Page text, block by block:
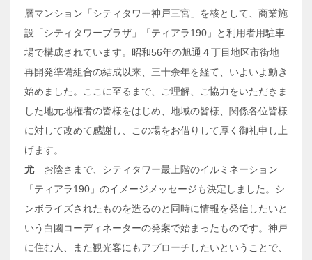
層マンション「シティタワー神戸三宮」を核として、商業施
設「シティタワープラザ」「ティアラ190」と利用者用駐車
場で構成されています。昭和56年の旭通４丁目地区市街地
再開発準備組合の結成以来、三十余年を経て、いよいよ動き
始めました。ここに至るまで、ご理解、ご協力をいただきま
した地元地権者の皆様をはじめ、地域の皆様、関係各位皆様
に対して改めて感謝し、この場をお借りして厚く御礼申し上
げます。
尤お陰さまで、シティタワー最上階のイルミネーション
「ティアラ190」のイメージメッセージも決定しました。シ
ンボライズされたものを造るのと同時に情報を発信したいと
いう白國コーディネーターの発案で始まったものです。神戸
に住む人、また観光客にもアプローチしたいということで、